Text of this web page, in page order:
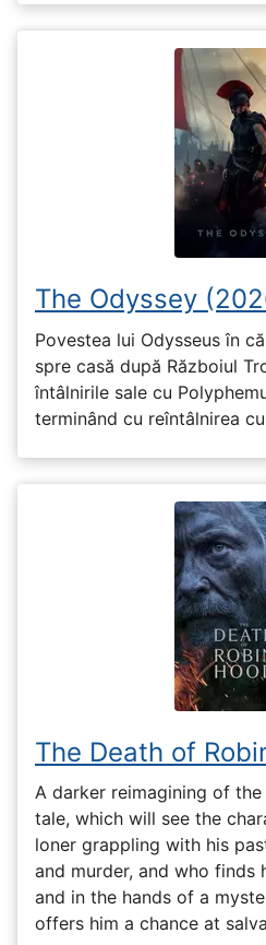
The Odyssey
Povestea lui Odysseus în
spre casă după Războiul
întâlnirile sale cu
terminând cu reîntâlnirea
The Death of
A darker reimagining of
tale, which will see the
loner grappling with his
and murder, and who finds
and in the hands of a
offers him a chance at